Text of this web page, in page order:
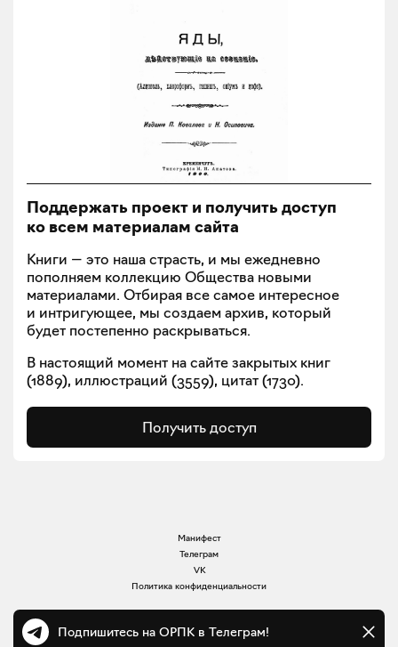
Поддержать проект и получить доступ
ко всем материалам сайта
Книги — это наша страсть, и мы ежедневно
пополняем коллекцию Общества новыми
материалами. Отбирая все самое интересное
и интригующее, мы создаем архив, который
будет постепенно раскрываться.
В настоящий момент на сайте закрытых книг
(1889), иллюстраций (3559), цитат (1730).
Получить доступ
Манифест
Телеграм
VK
Политика конфиденциальности
Подпишитесь на ОРПК в Телеграм!